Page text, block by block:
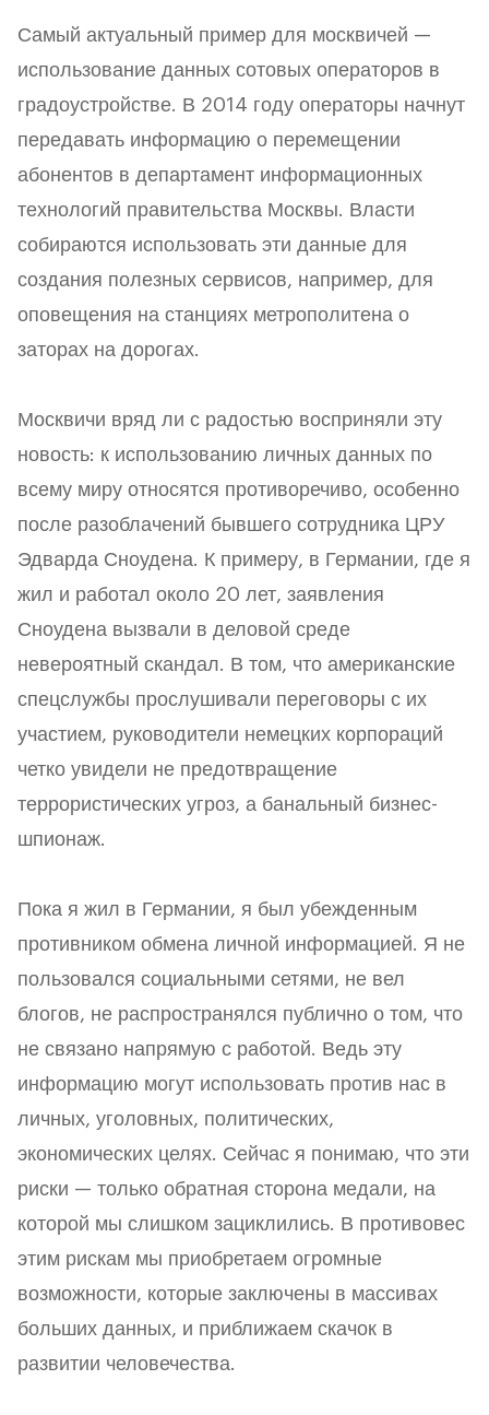
Самый актуальный пример для москвичей —
использование данных сотовых операторов в
градоустройстве. В 2014 году операторы начнут
передавать информацию о перемещении
абонентов в департамент информационных
технологий правительства Москвы. Власти
собираются использовать эти данные для
создания полезных сервисов, например, для
оповещения на станциях метрополитена о
заторах на дорогах.
Москвичи вряд ли с радостью восприняли эту
новость: к использованию личных данных по
всему миру относятся противоречиво, особенно
после разоблачений бывшего сотрудника ЦРУ
Эдварда Сноудена. К примеру, в Германии, где я
жил и работал около 20 лет, заявления
Сноудена вызвали в деловой среде
невероятный скандал. В том, что американские
спецслужбы прослушивали переговоры с их
участием, руководители немецких корпораций
четко увидели не предотвращение
террористических угроз, а банальный бизнес-
шпионаж.
Пока я жил в Германии, я был убежденным
противником обмена личной информацией. Я не
пользовался социальными сетями, не вел
блогов, не распространялся публично о том, что
не связано напрямую с работой. Ведь эту
информацию могут использовать против нас в
личных, уголовных, политических,
экономических целях. Сейчас я понимаю, что эти
риски — только обратная сторона медали, на
которой мы слишком зациклились. В противовес
этим рискам мы приобретаем огромные
возможности, которые заключены в массивах
больших данных, и приближаем скачок в
развитии человечества.